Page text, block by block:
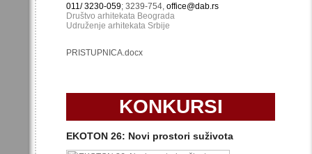
011/ 3230-059; 3239-754, office@dab.rs
Društvo arhitekata Beograda
Udruženje arhitekata Srbije
PRISTUPNICA.docx
KONKURSI
EKOTON 26: Novi prostori suživota